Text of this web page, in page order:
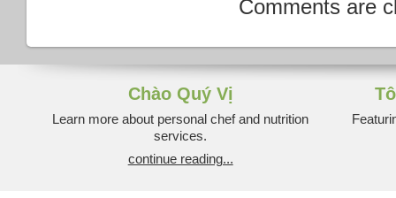
Comments are
Chào Quý Vị
Learn more about personal chef and nutrition
services.
continue reading...